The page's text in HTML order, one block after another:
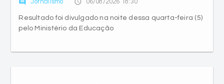
Jornalismo 06/08/2026 18:30
Resultado foi divulgado na noite dessa quarta-feira (5)
pelo Ministério da Educação